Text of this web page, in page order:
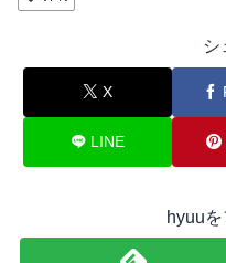
シ
X
LINE
hyuu